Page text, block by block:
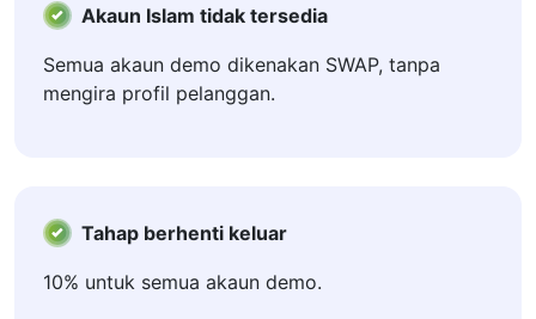
Akaun Islam tidak tersedia
Semua akaun demo dikenakan SWAP, tanpa
mengira profil pelanggan.
Tahap berhenti keluar
10% untuk semua akaun demo.